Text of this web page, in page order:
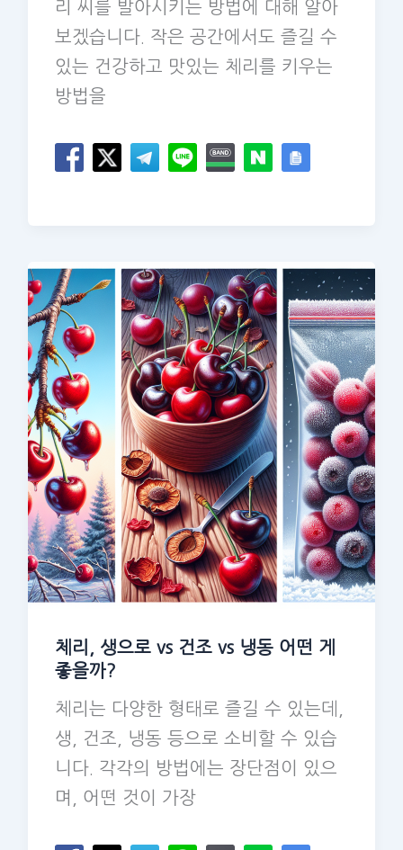
리 씨를 발아시키는 방법에 대해 알아
보겠습니다. 작은 공간에서도 즐길 수
있는 건강하고 맛있는 체리를 키우는
방법을
체리, 생으로 vs 건조 vs 냉동 어떤 게
좋을까?
체리는 다양한 형태로 즐길 수 있는데,
생, 건조, 냉동 등으로 소비할 수 있습
니다. 각각의 방법에는 장단점이 있으
며, 어떤 것이 가장